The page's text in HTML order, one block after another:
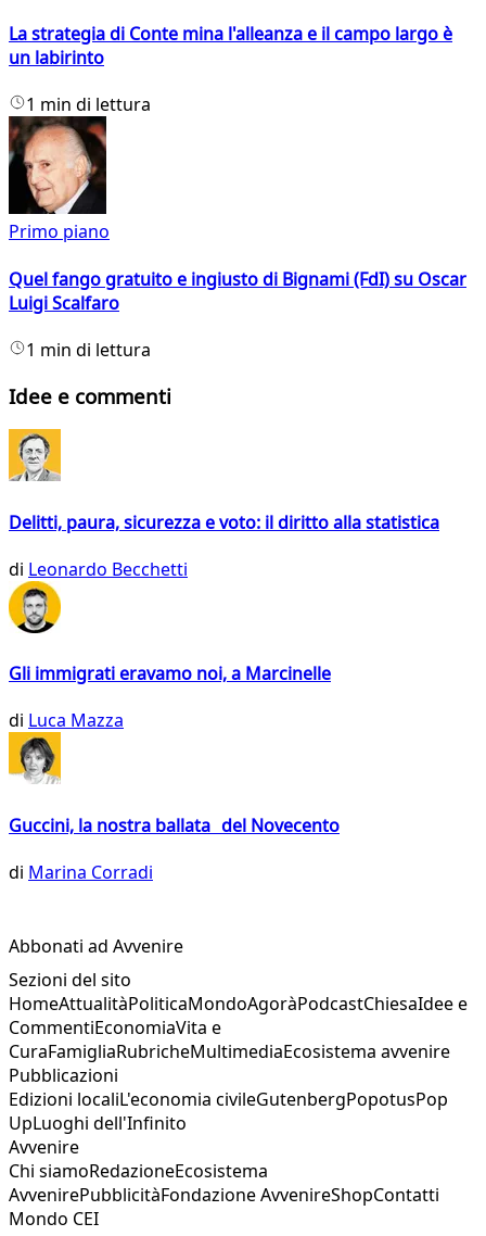
La strategia di Conte mina l'alleanza e il campo largo è
un labirinto
1 min di lettura
Primo piano
Quel fango gratuito e ingiusto di Bignami (FdI) su Oscar
Luigi Scalfaro
1 min di lettura
Idee e commenti
Delitti, paura, sicurezza e voto: il diritto alla statistica
di Leonardo Becchetti
Gli immigrati eravamo noi, a Marcinelle
di Luca Mazza
Guccini, la nostra ballata del Novecento
di Marina Corradi
Abbonati ad Avvenire
Sezioni del sito
HomeAttualitàPoliticaMondoAgoràPodcastChiesaIdee e
CommentiEconomiaVita e
CuraFamigliaRubricheMultimediaEcosistema avvenire
Pubblicazioni
Edizioni localiL'economia civileGutenbergPopotusPop
UpLuoghi dell'Infinito
Avvenire
Chi siamoRedazioneEcosistema
AvvenirePubblicitàFondazione AvvenireShopContatti
Mondo CEI